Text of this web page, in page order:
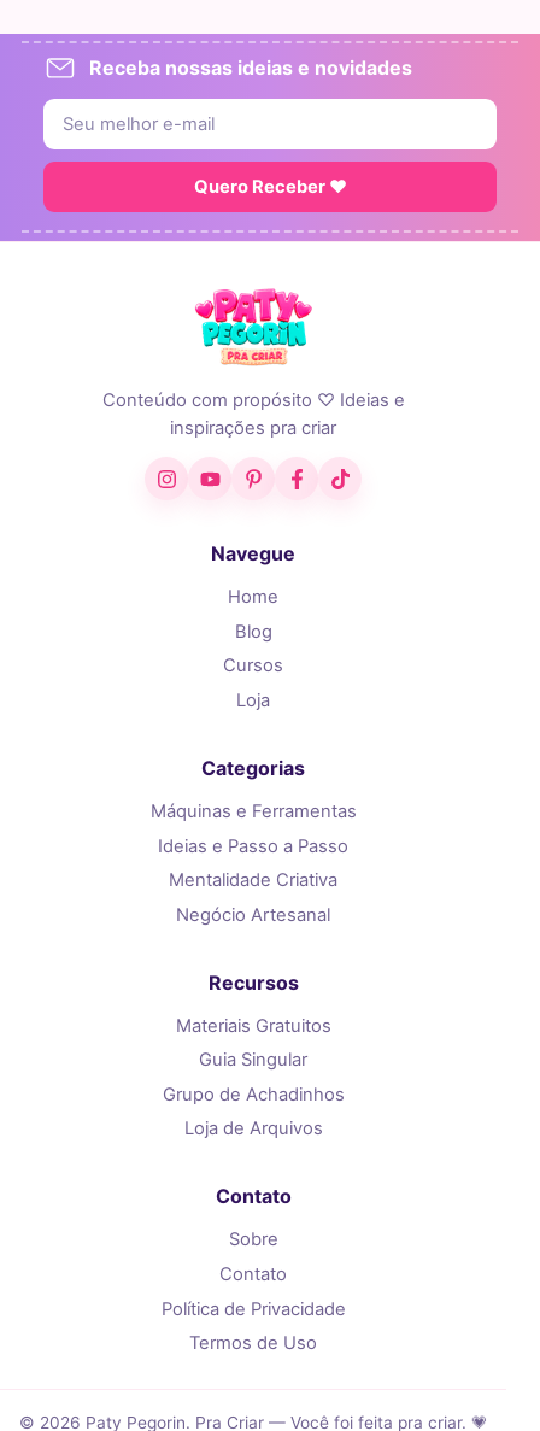
Receba nossas ideias e novidades
Quero Receber ♥
Conteúdo com propósito ♡ Ideias e
inspirações pra criar
InstagramYouTubePinterestFacebook
TikTok
Navegue
Home
Blog
Cursos
Loja
Categorias
Máquinas e Ferramentas
Ideias e Passo a Passo
Mentalidade Criativa
Negócio Artesanal
Recursos
Materiais Gratuitos
Guia Singular
Grupo de Achadinhos
Loja de Arquivos
Contato
Sobre
Contato
Política de Privacidade
Termos de Uso
© 2026 Paty Pegorin. Pra Criar — Você foi feita pra criar. 💗